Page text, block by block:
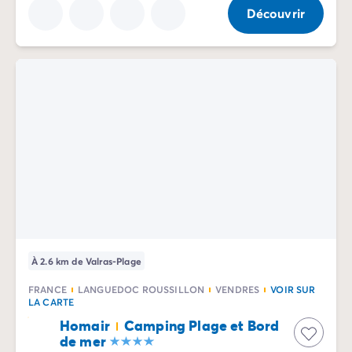
Découvrir
À 2.6 km de Valras-Plage
FRANCE LANGUEDOC ROUSSILLON VENDRES
VOIR SUR
LA CARTE
Homair
Camping Plage et Bord
de mer